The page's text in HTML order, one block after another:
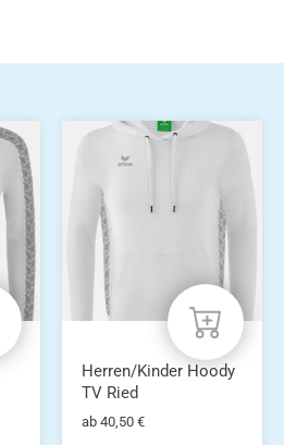
Dieses
Produkt
mehrere
Varianten
auf.
Die
Optionen
können
auf
Produktseite
gewählt
werden
Herren/Kinder Hoody
TV Ried
ab 40,50 €